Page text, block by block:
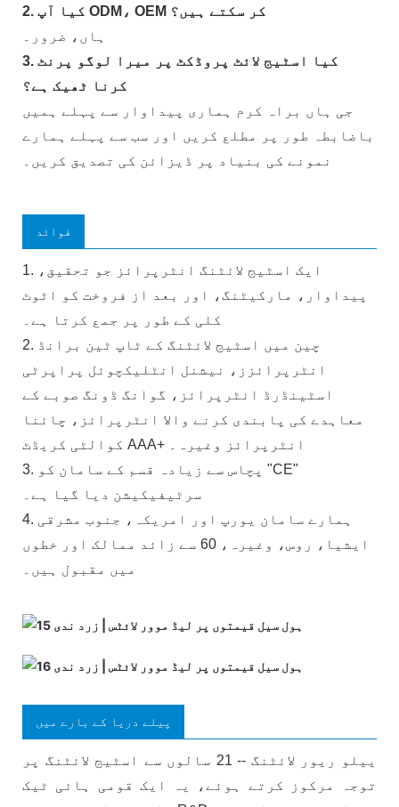
2. کیا آپ ODM، OEM کر سکتے ہیں؟
ہاں، ضرور۔
3. کیا اسٹیج لائٹ پروڈکٹ پر میرا لوگو پرنٹ
کرنا ٹھیک ہے؟
جی ہاں براہ کرم ہماری پیداوار سے پہلے ہمیں
باضابطہ طور پر مطلع کریں اور سب سے پہلے ہمارے
نمونے کی بنیاد پر ڈیزائن کی تصدیق کریں۔
فوائد
1. ایک اسٹیج لائٹنگ انٹرپرائز جو تحقیق،
پیداوار، مارکیٹنگ، اور بعد از فروخت کو اٹوٹ
کلی کے طور پر جمع کرتا ہے۔
2. چین میں اسٹیج لائٹنگ کے ٹاپ ٹین برانڈ
انٹرپرائزز، نیشنل انٹلیکچوئل پراپرٹی
اسٹینڈرڈ انٹرپرائز، گوانگ ڈونگ صوبے کے
معاہدے کی پابندی کرنے والا انٹرپرائز، چائنا
کوالٹی کریڈٹ AAA+ انٹرپرائز وغیرہ۔
3. پچاس سے زیادہ قسم کے سامان کو "CE"
سرٹیفیکیشن دیا گیا ہے۔
4. ہمارے سامان یورپ اور امریکہ، جنوب مشرقی
ایشیا، روس، وغیرہ، 60 سے زائد ممالک اور خطوں
میں مقبول ہیں۔
پیلے دریا کے بارے میں
ییلو ریور لائٹنگ -- 21 سالوں سے اسٹیج لائٹنگ پر
توجہ مرکوز کرتے ہوئے، یہ ایک قومی ہائی ٹیک